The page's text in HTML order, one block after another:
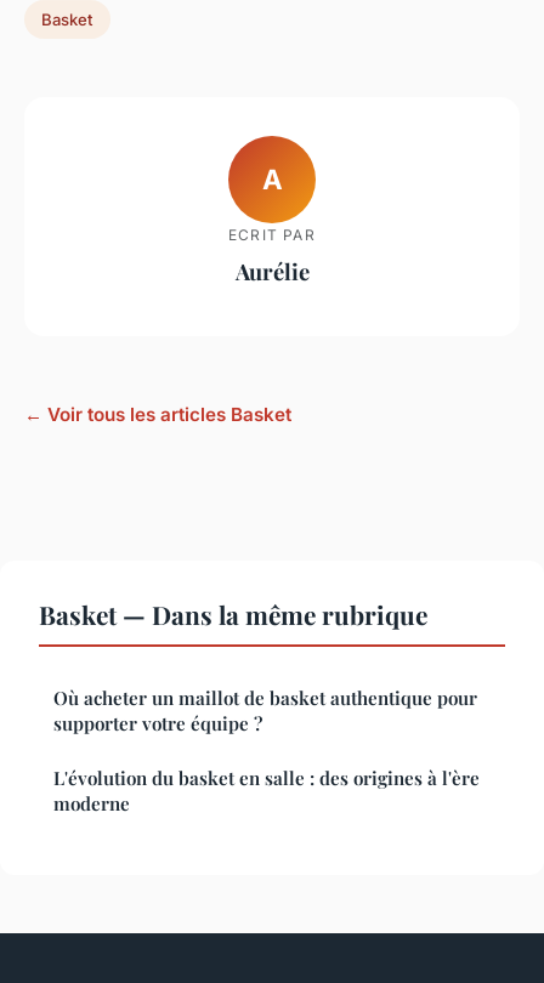
Basket
A
ECRIT PAR
Aurélie
← Voir tous les articles Basket
Basket — Dans la même rubrique
Où acheter un maillot de basket authentique pour
supporter votre équipe ?
L'évolution du basket en salle : des origines à l'ère
moderne